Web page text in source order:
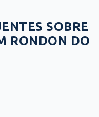
SOBRE
RONDON DO